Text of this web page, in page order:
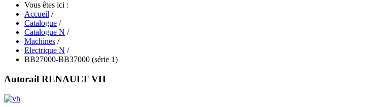
Vous êtes ici :
Accueil /
Catalogue /
Catalogue N /
Machines /
Electrique N /
BB27000-BB37000 (série 1)
Autorail RENAULT VH